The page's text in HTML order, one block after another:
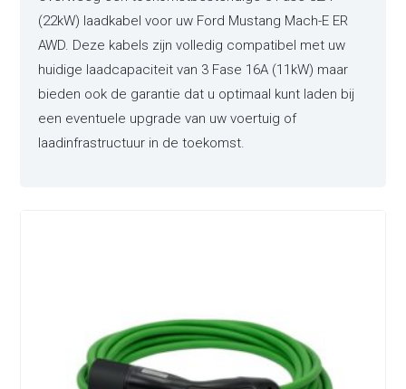
(22kW) laadkabel voor uw Ford Mustang Mach-E ER
AWD. Deze kabels zijn volledig compatibel met uw
huidige laadcapaciteit van 3 Fase 16A (11kW) maar
bieden ook de garantie dat u optimaal kunt laden bij
een eventuele upgrade van uw voertuig of
laadinfrastructuur in de toekomst.